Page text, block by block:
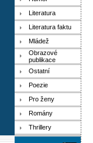
Literatura
Literatura faktu
Mládež
Obrazové
publikace
Ostatní
Poezie
Pro ženy
Romány
Thrillery